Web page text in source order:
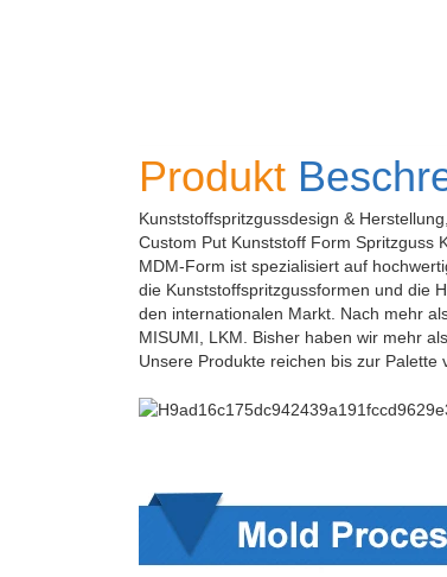
Produkt
Kunststoffspritzgussdesign &
Custom Put Kunststoff Form Spritzguss
MDM-Form ist spezialisiert auf
die Kunststoffspritzgussformen und die
den internationalen Markt. Nach mehr
MISUMI, LKM. Bisher haben wir mehr
Unsere Produkte reichen bis zur Palette